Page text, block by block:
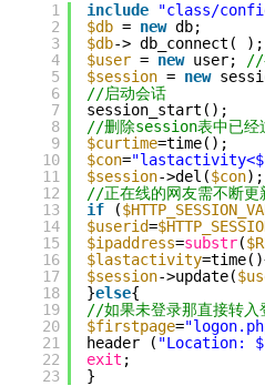
1
2
3
4
5
6
7
8
9
10
11
12
13
14
15
16
17
18
19
20
21
22
23
include "class/
$db = new db;
$db-> db_connect( );
$user = new user;
//
$session = new
//启动会话
session_start();
//删除session表中已经
$curtime=time();
$con=
$session->del($con);
//正在线的网友需不断
if
(
$userid=
$ipaddress=substr(
$lastactivity
$session->update(
}else{
//如果未登录那直接转入
$firstpage=
header ( "Location:
exit ;
}